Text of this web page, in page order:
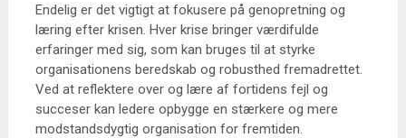
Endelig er det vigtigt at fokusere på genopretning og
læring efter krisen. Hver krise bringer værdifulde
erfaringer med sig, som kan bruges til at styrke
organisationens beredskab og robusthed fremadrettet.
Ved at reflektere over og lære af fortidens fejl og
succeser kan ledere opbygge en stærkere og mere
modstandsdygtig organisation for fremtiden.